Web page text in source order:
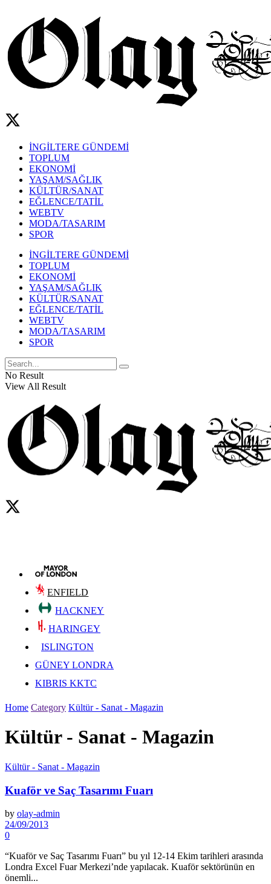
İNGİLTERE GÜNDEMİ
TOPLUM
EKONOMİ
YAŞAM/SAĞLIK
KÜLTÜR/SANAT
EĞLENCE/TATİL
WEBTV
MODA/TASARIM
SPOR
İNGİLTERE GÜNDEMİ
TOPLUM
EKONOMİ
YAŞAM/SAĞLIK
KÜLTÜR/SANAT
EĞLENCE/TATİL
WEBTV
MODA/TASARIM
SPOR
No Result
View All Result
ENFIELD
HACKNEY
HARINGEY
ISLINGTON
GÜNEY LONDRA
KIBRIS KKTC
Home Category Kültür - Sanat - Magazin
Kültür - Sanat - Magazin
Kültür - Sanat - Magazin
Kuaför ve Saç Tasarımı Fuarı
by olay-admin
24/09/2013
0
“Kuaför ve Saç Tasarımı Fuarı” bu yıl 12-14 Ekim tarihleri arasında
Londra Excel Fuar Merkezi’nde yapılacak. Kuaför sektörünün en
önemli...